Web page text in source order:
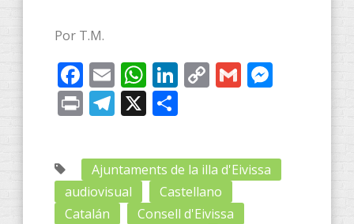
Por T.M.
Facebook
EmailWhatsApp
LinkedIn
CopyGmail
PrintTelegram
X
Ajuntaments de la illa d'Eivissa
audiovisual
Castellano
Catalán
Consell d'Eivissa